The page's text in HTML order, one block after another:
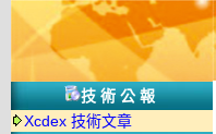
技術公報
Xcdex 技術文章